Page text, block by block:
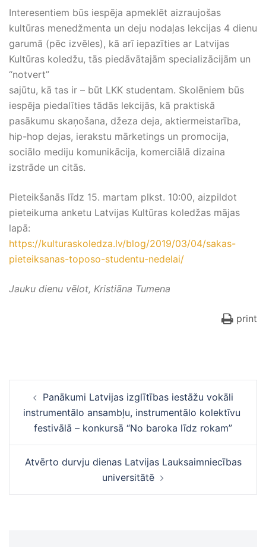
Interesentiem būs iespēja apmeklēt aizraujošas
kultūras menedžmenta un deju nodaļas lekcijas 4 dienu
garumā (pēc izvēles), kā arī iepazīties ar Latvijas
Kultūras koledžu, tās piedāvātajām specializācijām un
“notvert”
sajūtu, kā tas ir – būt LKK studentam. Skolēniem būs
iespēja piedalīties tādās lekcijās, kā praktiskā
pasākumu skaņošana, džeza deja, aktiermeistarība,
hip-hop dejas, ierakstu mārketings un promocija,
sociālo mediju komunikācija, komerciālā dizaina
izstrāde un citās.
Pieteikšanās līdz 15. martam plkst. 10:00, aizpildot
pieteikuma anketu Latvijas Kultūras koledžas mājas
lapā:
https://kulturaskoledza.lv/blog/2019/03/04/sakas-
pieteiksanas-toposo-studentu-nedelai/
Jauku dienu vēlot, Kristiāna Tumena
print
navigācija
Panākumi Latvijas izglītības iestāžu vokāli
instrumentālo ansambļu, instrumentālo kolektīvu
festivālā – konkursā “No baroka līdz rokam”
Atvērto durvju dienas Latvijas Lauksaimniecības
universitātē